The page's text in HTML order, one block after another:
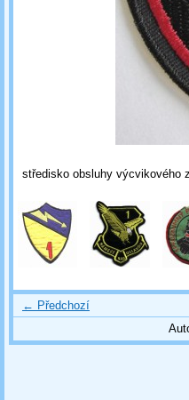
středisko obsluhy výcvikového
← Předchozí